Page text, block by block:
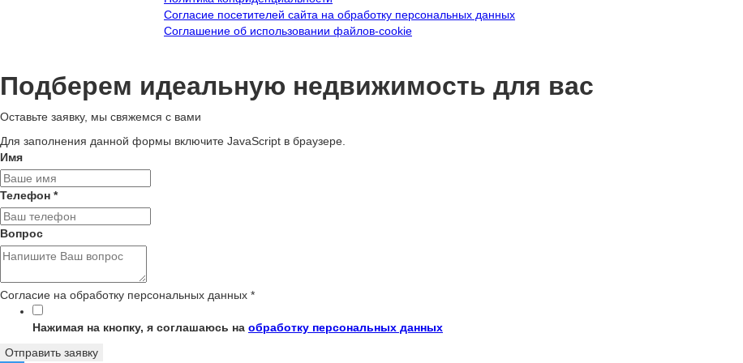
Согласие посетителей сайта на обработку персональных данных
Соглашение об использовании файлов-cookie
Подберем идеальную недвижимость для вас
Оставьте заявку, мы свяжемся с вами
Для заполнения данной формы включите JavaScript в браузере.
Имя
Телефон *
Вопрос
Согласие на обработку персональных данных *
Нажимая на кнопку, я соглашаюсь на обработку персональных данных
Отправить заявку